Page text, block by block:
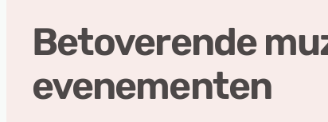
Betoverende
evenementen